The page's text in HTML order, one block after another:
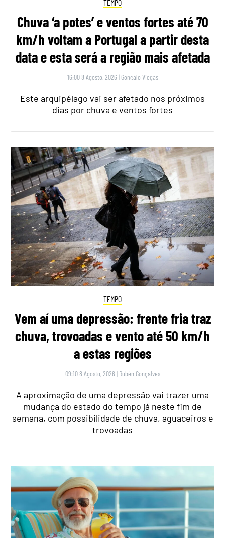
TEMPO
Chuva ‘a potes’ e ventos fortes até 70
km/h voltam a Portugal a partir desta
data e esta será a região mais afetada
16:00 8 Agosto, 2026 | Gonçalo Viegas
Este arquipélago vai ser afetado nos próximos
dias por chuva e ventos fortes
TEMPO
Vem aí uma depressão: frente fria traz
chuva, trovoadas e vento até 50 km/h
a estas regiões
09:10 8 Agosto, 2026 | Rubén Gonçalves
A aproximação de uma depressão vai trazer uma
mudança do estado do tempo já neste fim de
semana, com possibilidade de chuva, aguaceiros e
trovoadas